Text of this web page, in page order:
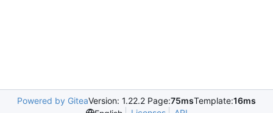
Powered by GiteaVersion: 1.22.2 Page:75msTemplate:16ms